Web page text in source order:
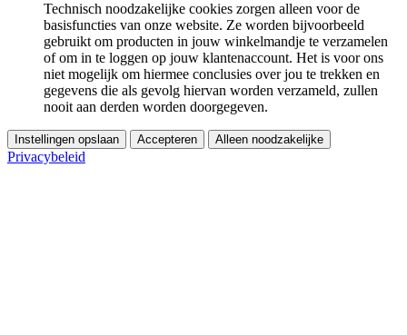
Technisch noodzakelijke cookies zorgen alleen voor de
basisfuncties van onze website. Ze worden bijvoorbeeld
gebruikt om producten in jouw winkelmandje te verzamelen
of om in te loggen op jouw klantenaccount. Het is voor ons
niet mogelijk om hiermee conclusies over jou te trekken en
gegevens die als gevolg hiervan worden verzameld, zullen
nooit aan derden worden doorgegeven.
Instellingen opslaan Accepteren Alleen noodzakelijke
Privacybeleid